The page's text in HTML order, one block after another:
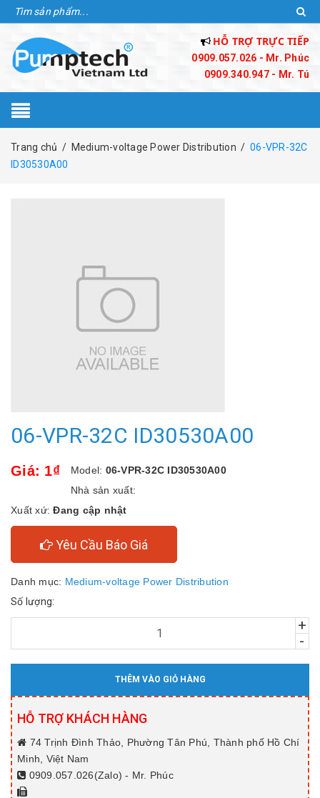
HỖ TRỢ TRỰC TIẾP
0909.057.026 - Mr. Phúc
0909.340.947 - Mr. Tú
Trang chủ / Medium-voltage Power Distribution / 06-VPR-32C
ID30530A00
06-VPR-32C ID30530A00
Giá: 1₫ Model: 06-VPR-32C ID30530A00
Nhà sản xuất:
Xuất xứ:Đang cập nhật
Yêu Cầu Báo Giá
Danh mục: Medium-voltage Power Distribution
Số lượng:
+
-
THÊM VÀO GIỎ HÀNG
HỖ TRỢ KHÁCH HÀNG
74 Trịnh Đình Thảo, Phường Tân Phú, Thành phố Hồ Chí
Minh, Việt Nam
0909.057.026(Zalo) - Mr. Phúc